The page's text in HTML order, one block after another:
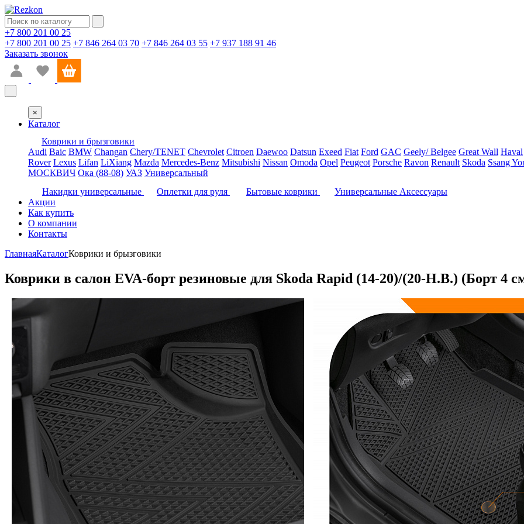
+7 800 201 00 25
+7 800 201 00 25 +7 846 264 03 70 +7 846 264 03 55 +7 937 188 91 46
Заказать звонок
×
Каталог
Коврики и брызговики
Audi Baic BMW Changan Chery/TENET Chevrolet Citroen Daewoo Datsun Exeed Fiat Ford GAC Geely/ Belgee Great Wall Haval
Rover Lexus Lifan LiXiang Mazda Mercedes-Benz Mitsubishi Nissan Omoda Opel Peugeot Porsche Ravon Renault Skoda Ssang
МОСКВИЧ Ока (88-08) УАЗ Универсальный
Накидки универсальные
Оплетки для руля Бытовые коврики
Универсальные Аксессуары
Акции
Как купить
О компании
Контакты
ГлавнаяКаталогКоврики и брызговики
Коврики в салон EVA-борт резиновые для Skoda Rapid (14-20)/(20-Н.В.) (Борт 4